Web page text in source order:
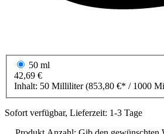
50 ml
42,69 €
Inhalt: 50 Milliliter(853,80 €* / 1000
Sofort verfügbar, Lieferzeit: 1-3 Tage